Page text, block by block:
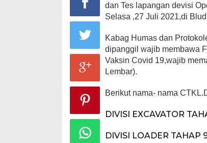
dan Tes lapangan devisi
Selasa ,27 Juli 2021,di
Kabag Humas dan
dipanggil wajib membawa
Vaksin Covid 19,wajib
Lembar).
Berikut nama- nama
DIVISI EXCAVATOR
DIVISI LOADER TAHAP